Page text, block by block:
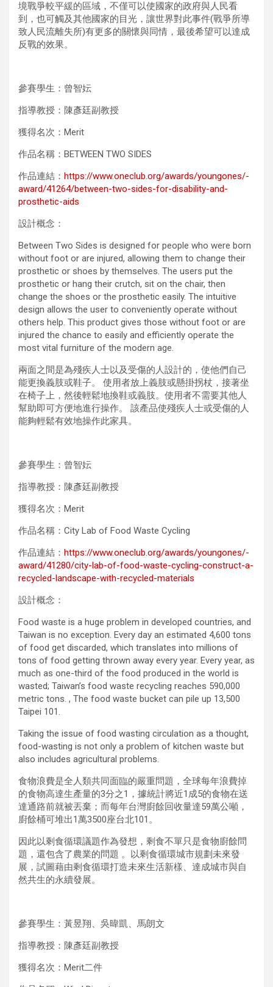
境戰爭較平緩的區域，不僅可以使國家的政府與人民看
到，也可觸及其他國家的目光，讓世界對此事件(戰爭所導
致人民流離失所)有更多的關懷與同情，最後希望可以達成
反戰的效果。
參賽學生：曾智妘
指導教授：陳彥廷副教授
獲得名次：Merit
作品名稱：BETWEEN TWO SIDES
作品連結： https://www.oneclub.org/awards/youngones/-
award/41264/between-two-sides-for-disability-and-
prosthetic-aids
設計概念：
Between Two Sides is designed for people who were born
without foot or are injured, allowing them to change their
prosthetic or shoes by themselves. The users put the
prosthetic or hang their crutch, sit on the chair, then
change the shoes or the prosthetic easily. The intuitive
design allows the user to conveniently operate without
others help. This product gives those without foot or are
injured the chance to easily and efficiently operate the
most vital furniture of the modern age.
兩面之間是為殘疾人士以及受傷的人設計的，使他們自己
能更換義肢或鞋子。 使用者放上義肢或懸掛拐杖，接著坐
在椅子上，然後輕鬆地換鞋或義肢。使用者不需要其他人
幫助即可方便地進行操作。 該產品使殘疾人士或受傷的人
能夠輕鬆有效地操作此家具。
參賽學生：曾智妘
指導教授：陳彥廷副教授
獲得名次：Merit
作品名稱：City Lab of Food Waste Cycling
作品連結： https://www.oneclub.org/awards/youngones/-
award/41280/city-lab-of-food-waste-cycling-construct-a-
recycled-landscape-with-recycled-materials
設計概念：
Food waste is a huge problem in developed countries, and
Taiwan is no exception. Every day an estimated 4,600 tons
of food get discarded, which translates into millions of
tons of food getting thrown away every year. Every year, as
much as one-third of the food produced in the world is
wasted; Taiwan’s food waste recycling reaches 590,000
metric tons. , The food waste bucket can pile up 13,500
Taipei 101.
Taking the issue of food wasting circulation as a thought,
food-wasting is not only a problem of kitchen waste but
also includes agricultural problems.
食物浪費是全人類共同面臨的嚴重問題，全球每年浪費掉
的食物高達生產量的3分之1，據統計將近1成5的食物在送
達通路前就被丟棄；而每年台灣廚餘回收量達59萬公噸，
廚餘桶可堆出1萬3500座台北101。
因此以剩食循環議題作為發想，剩食不單只是食物廚餘問
題，還包含了農業的問題 。以剩食循環城市規劃未來發
展，試圖藉由剩食循環打造未來生活新樣、達成城市與自
然共生的永續發展。
參賽學生：黃昱翔、吳暐凱、馬朗文
指導教授：陳彥廷副教授
獲得名次：Merit二件